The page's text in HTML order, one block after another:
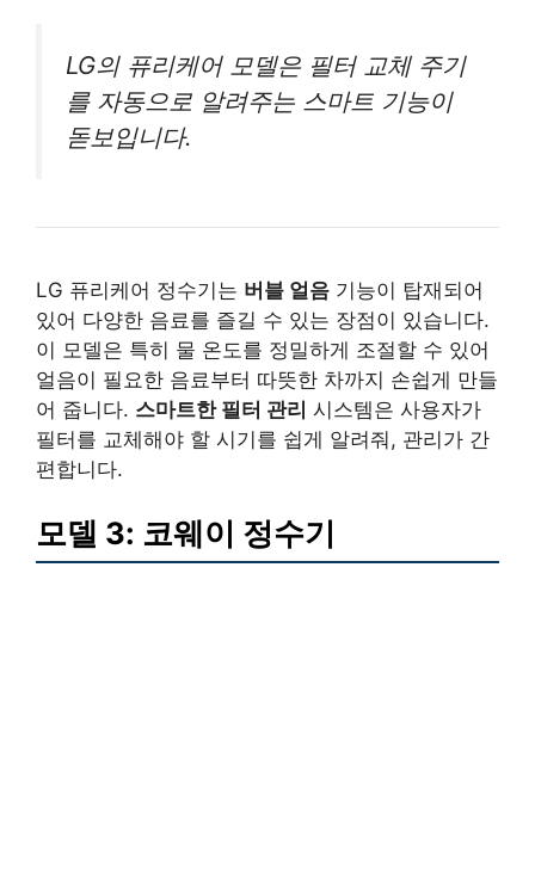
LG의 퓨리케어 모델은 필터 교체 주기
를 자동으로 알려주는 스마트 기능이
돋보입니다.
LG 퓨리케어 정수기는 버블 얼음 기능이 탑재되어
있어 다양한 음료를 즐길 수 있는 장점이 있습니다.
이 모델은 특히 물 온도를 정밀하게 조절할 수 있어
얼음이 필요한 음료부터 따뜻한 차까지 손쉽게 만들
어 줍니다. 스마트한 필터 관리 시스템은 사용자가
필터를 교체해야 할 시기를 쉽게 알려줘, 관리가 간
편합니다.
모델 3: 코웨이 정수기